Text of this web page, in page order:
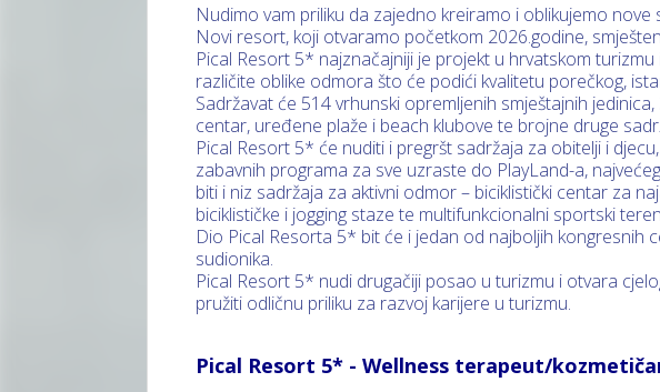
Nudimo vam priliku da zajedno kreiramo i oblikujemo
Novi resort, koji otvaramo početkom 2026.godine,
Pical Resort 5* najznačajniji je projekt u hrvatskom
različite oblike odmora što će podići kvalitetu porečkog,
Sadržavat će 514 vrhunski opremljenih smještajnih
centar, uređene plaže i beach klubove te brojne druge
Pical Resort 5* će nuditi i pregršt sadržaja za obitelji i
zabavnih programa za sve uzraste do PlayLand-a,
biti i niz sadržaja za aktivni odmor – biciklistički centar za
biciklističke i jogging staze te multifunkcionalni sportski
Dio Pical Resorta 5* bit će i jedan od najboljih
sudionika.
Pical Resort 5* nudi drugačiji posao u turizmu i otvara
pružiti odličnu priliku za razvoj karijere u turizmu.
Pical Resort 5* - Wellness terapeut/